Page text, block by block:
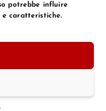
potrebbe influire
caratteristiche.